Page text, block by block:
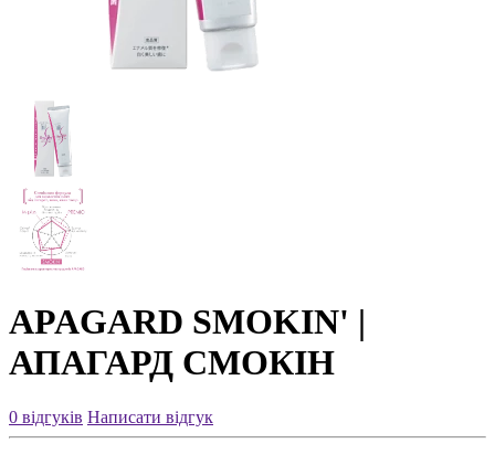
APAGARD SMOKIN' |
АПАГАРД СМОКІН
0 відгуків Написати відгук